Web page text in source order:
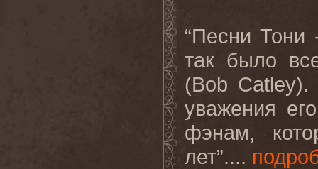
“Песни
так было
(Bob
уважения
фэнам,
лет”....